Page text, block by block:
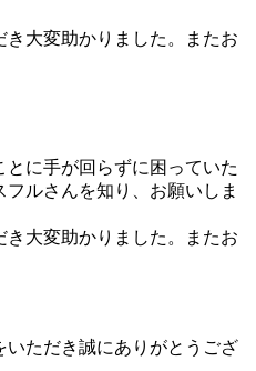
大変助かりました。またお
に手が回らずに困っていた
ルさんを知り、お願いしま
大変助かりました。またお
いただき誠にありがとうござ